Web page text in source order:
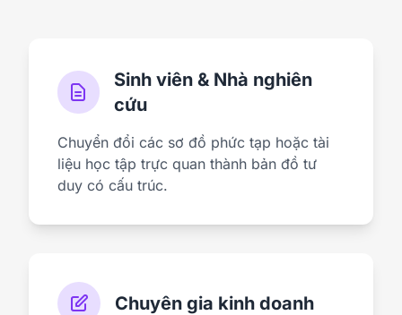
Sinh viên & Nhà nghiên
cứu
Chuyển đổi các sơ đồ phức tạp hoặc tài
liệu học tập trực quan thành bản đồ tư
duy có cấu trúc.
Chuyên gia kinh doanh